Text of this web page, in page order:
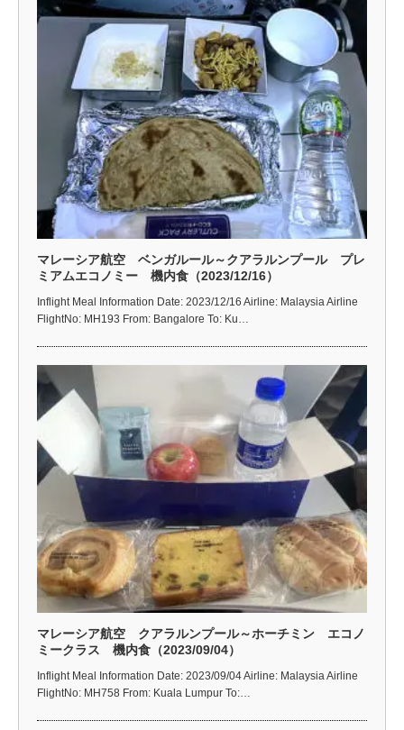
マレーシア航空 ベンガルール～クアラルンプール プレ
ミアムエコノミー 機内食（2023/12/16）
Inflight Meal Information Date: 2023/12/16 Airline: Malaysia Airline
FlightNo: MH193 From: Bangalore To: Ku…
マレーシア航空 クアラルンプール～ホーチミン エコノ
ミークラス 機内食（2023/09/04）
Inflight Meal Information Date: 2023/09/04 Airline: Malaysia Airline
FlightNo: MH758 From: Kuala Lumpur To:…